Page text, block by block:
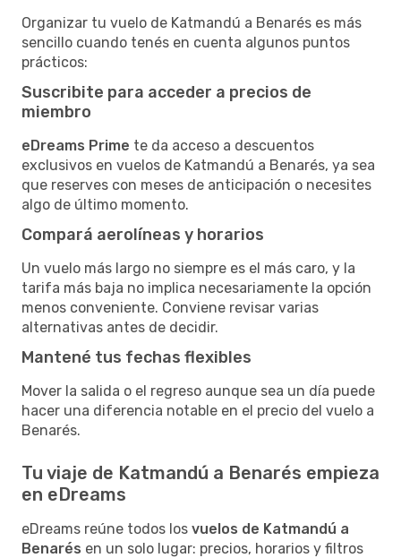
Organizar tu vuelo de Katmandú a Benarés es más
sencillo cuando tenés en cuenta algunos puntos
prácticos:
Suscribite para acceder a precios de
miembro
eDreams Prime te da acceso a descuentos
exclusivos en vuelos de Katmandú a Benarés, ya sea
que reserves con meses de anticipación o necesites
algo de último momento.
Compará aerolíneas y horarios
Un vuelo más largo no siempre es el más caro, y la
tarifa más baja no implica necesariamente la opción
menos conveniente. Conviene revisar varias
alternativas antes de decidir.
Mantené tus fechas flexibles
Mover la salida o el regreso aunque sea un día puede
hacer una diferencia notable en el precio del vuelo a
Benarés.
Tu viaje de Katmandú a Benarés empieza
en eDreams
eDreams reúne todos los vuelos de Katmandú a
Benarés en un solo lugar: precios, horarios y filtros